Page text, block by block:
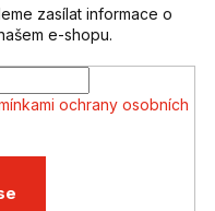
zasílat informace o
e-shopu.
ochrany osobních